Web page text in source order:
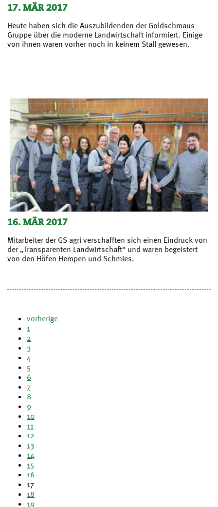
17. MÄR 2017
Heute haben sich die Auszubildenden der Goldschmaus
Gruppe über die moderne Landwirtschaft informiert. Einige
von ihnen waren vorher noch in keinem Stall gewesen.
16. MÄR 2017
Mitarbeiter der GS agri verschafften sich einen Eindruck von
der „Transparenten Landwirtschaft“ und waren begeistert
von den Höfen Hempen und Schmies.
vorherige
1
2
3
4
5
6
7
8
9
10
11
12
13
14
15
16
17
18
19